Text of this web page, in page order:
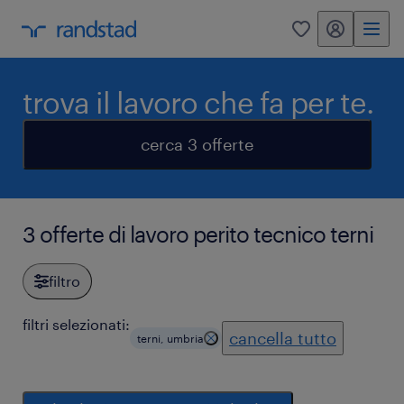
0 my randstad
trova il lavoro che fa per te.
cerca 3 offerte
3 offerte di lavoro perito tecnico terni
filtro
filtri selezionati:
terni, umbria cancella tutto